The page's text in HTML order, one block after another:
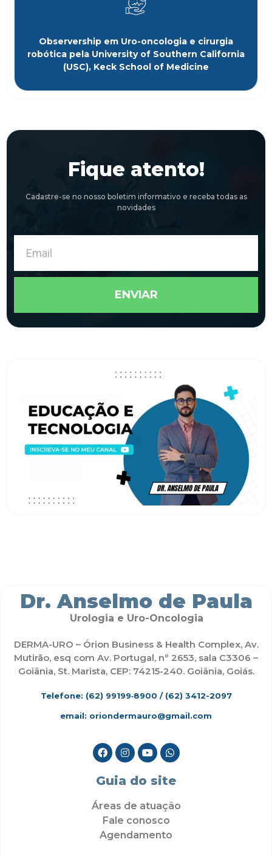
Observership em Uro-oncologia e cirurgia
robótica pela University of Southern California
(USC), Keck School of Medicine
Fique atento!
Cadastre-se no nosso boletim informativo e receba todas as
novidades
ENVIAR
Dr. Anselmo de Paula
Urologia e Uro-Oncologia
DERMA-URO – Órion Business & Health Complex, Av.
Mutirão, esq com Av. Portugal, nº 2653, sala C3306 –
Goiânia, St. Marista, CEP: 74215-240. Goiânia, Goiás.
Telefone: (62) 99199‑8900 / (62) 3412-2097
email: oriondermauro@gmail.com
Guia do site
Áreas de atuação
Fale conosco
Agendamento